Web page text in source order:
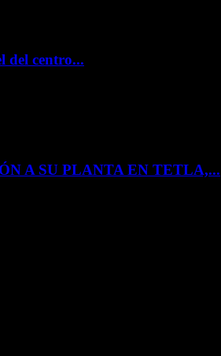
del centro...
A SU PLANTA EN TETLA,...